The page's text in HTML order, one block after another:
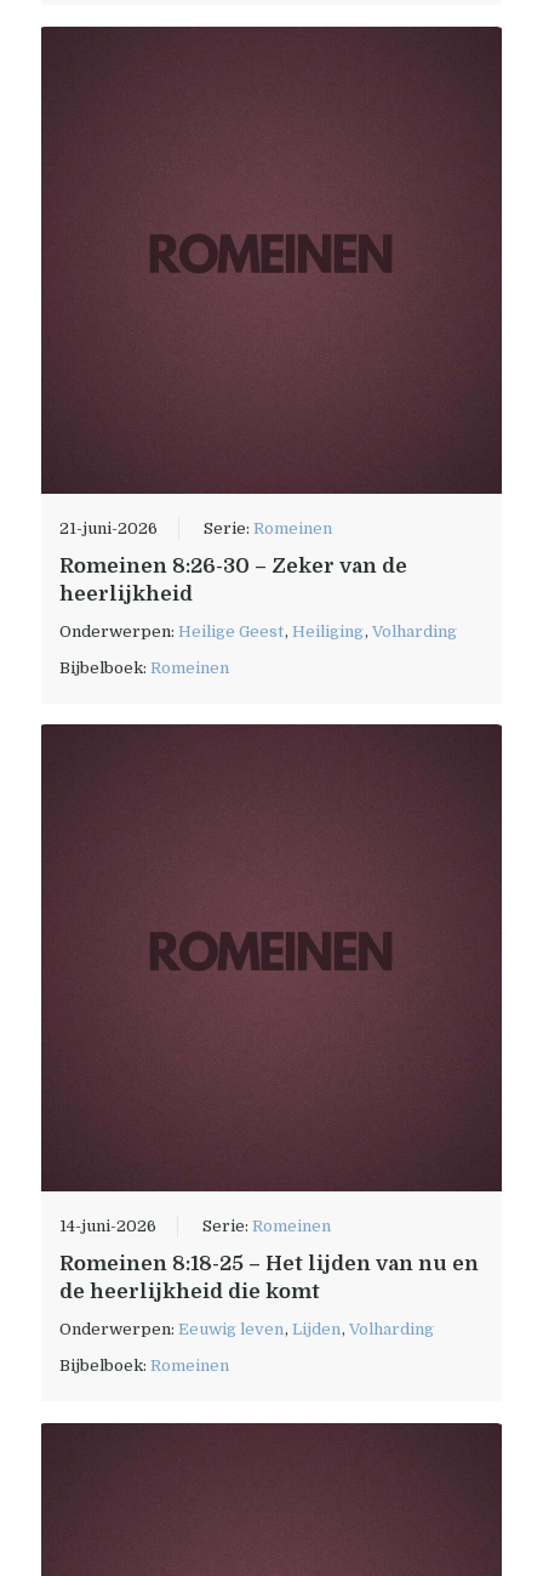
21-juni-2026 Serie:Romeinen
Romeinen 8:26-30 – Zeker van de
heerlijkheid
Onderwerpen:Heilige Geest,Heiliging,Volharding
Bijbelboek:Romeinen
14-juni-2026 Serie:Romeinen
Romeinen 8:18-25 – Het lijden van nu en
de heerlijkheid die komt
Onderwerpen:Eeuwig leven,Lijden,Volharding
Bijbelboek:Romeinen